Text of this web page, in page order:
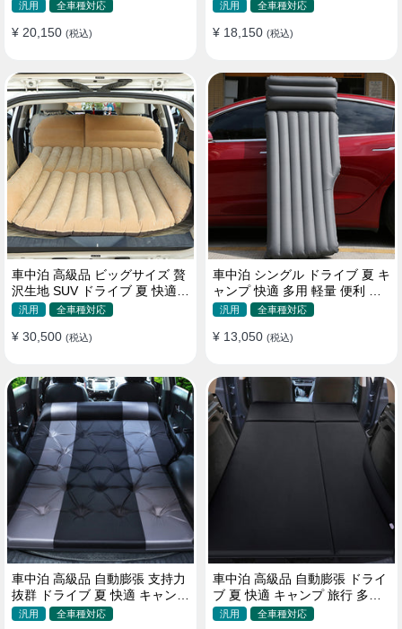
汎用 全車種対応
¥ 20,150 (税込)
汎用 全車種対応
¥ 18,150 (税込)
車中泊 高級品 ビッグサイズ 贅
沢生地 SUV ドライブ 夏 快適
キャンプ 旅行 収納便利 エアー
汎用 全車種対応
¥ 30,500 (税込)
車中泊 シングル ドライブ 夏 キ
ャンプ 快適 多用 軽量 便利 省
スペース 旅行 エアーベッド
汎用 全車種対応
¥ 13,050 (税込)
車中泊 高級品 自動膨張 支持力
抜群 ドライブ 夏 快適 キャンプ
旅行 省スペース エアーベッド
汎用 全車種対応
車中泊 高級品 自動膨張 ドライ
ブ 夏 快適 キャンプ 旅行 多用
取付簡単 収納便利 エアーベッ
汎用 全車種対応